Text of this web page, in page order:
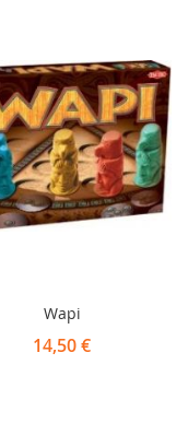
Wapi
14,50 €